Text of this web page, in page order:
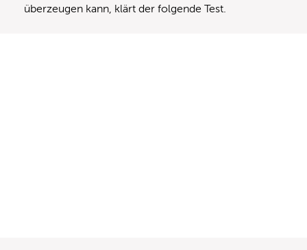
überzeugen kann, klärt der folgende Test.